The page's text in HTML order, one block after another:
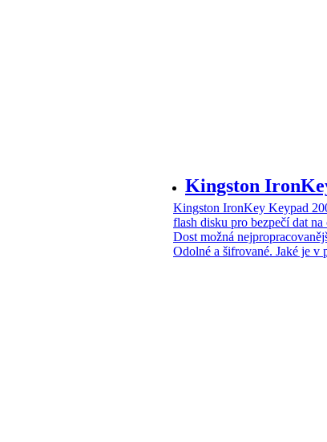
Kingston
Kingston IronKey Keypad
flash disku pro bezpečí dat na
Dost možná
Odolné a šifrované. Jaké je v